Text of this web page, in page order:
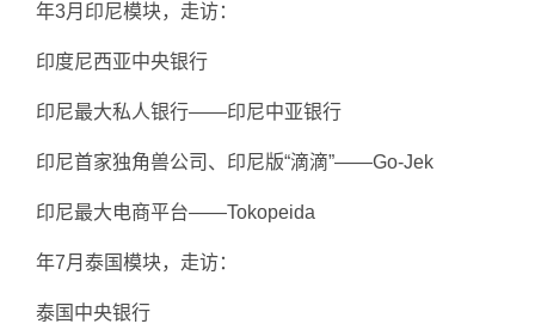
年3月印尼模块，走访：
印度尼西亚中央银行
印尼最大私人银行——印尼中亚银行
印尼首家独角兽公司、印尼版“滴滴”——Go-Jek
印尼最大电商平台——Tokopeida
年7月泰国模块，走访：
泰国中央银行